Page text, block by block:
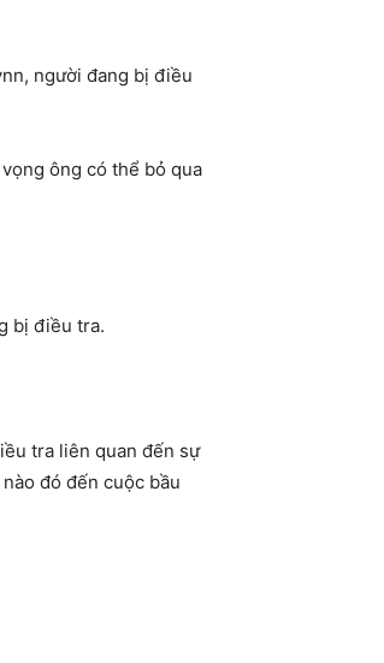
người đang bị điều
ông có thể bỏ qua
bị điều tra.
tra liên quan đến sự
đó đến cuộc bầu